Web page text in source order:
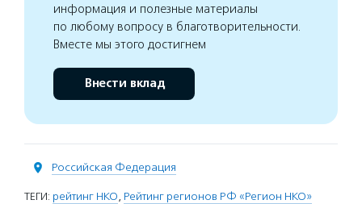
информация и полезные материалы
по любому вопросу в благотворительности.
Вместе мы этого достигнем
Внести вклад
Российская Федерация
ТЕГИ: рейтинг НКО, Рейтинг регионов РФ «Регион НКО»